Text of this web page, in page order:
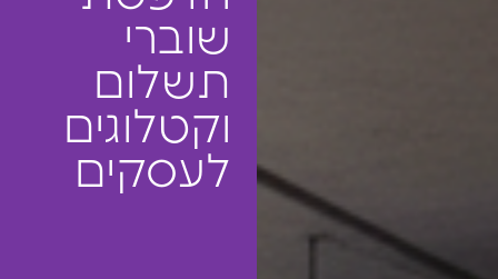
שוברי
תשלום
וקטלוגים
לעסקים